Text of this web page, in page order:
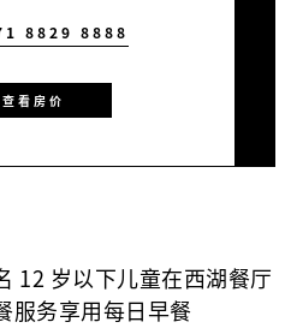
8829 8888
查看房价
12 岁以下儿童在西湖餐厅
服务享用每日早餐